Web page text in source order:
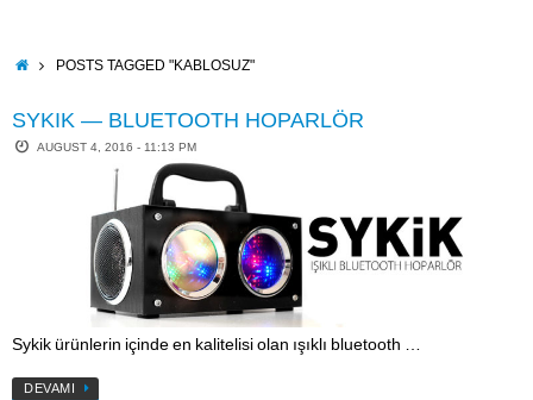
contentHOMEPOSTS TAGGED "KABLOSUZ"
SYKIK — BLUETOOTH HOPARLÖR
AUGUST 4, 2016 - 11:13 PM
Sykik ürünlerin içinde en kalitelisi olan ışıklı bluetooth …
DEVAMI